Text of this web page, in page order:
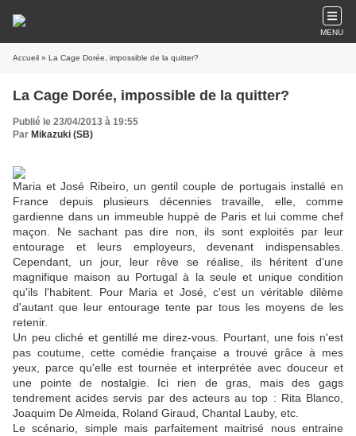
MENU
Accueil » La Cage Dorée, impossible de la quitter?
La Cage Dorée, impossible de la quitter?
Publié le 23/04/2013 à 19:55
Par Mikazuki (SB)
Maria et José Ribeiro, un gentil couple de portugais installé en
France depuis plusieurs décennies travaille, elle, comme
gardienne dans un immeuble huppé de Paris et lui comme chef
maçon. Ne sachant pas dire non, ils sont exploités par leur
entourage et leurs employeurs, devenant indispensables.
Cependant, un jour, leur rêve se réalise, ils héritent d'une
magnifique maison au Portugal à la seule et unique condition
qu'ils l'habitent. Pour Maria et José, c'est un véritable dilème
d'autant que leur entourage tente par tous les moyens de les
retenir.
Un peu cliché et gentillé me direz-vous. Pourtant, une fois n'est
pas coutume, cette comédie française a trouvé grâce à mes
yeux, parce qu'elle est tournée et interprétée avec douceur et
une pointe de nostalgie. Ici rien de gras, mais des gags
tendrement acides servis par des acteurs au top : Rita Blanco,
Joaquim De Almeida, Roland Giraud, Chantal Lauby, etc.
Le scénario, simple mais parfaitement maitrisé nous entraine